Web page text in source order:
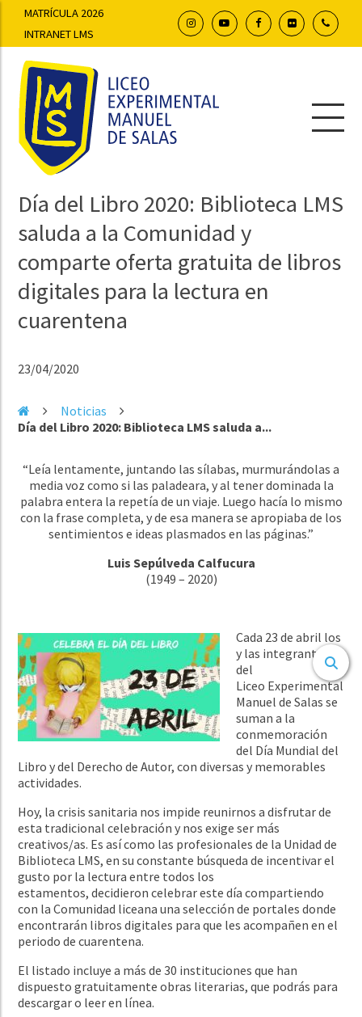
MATRÍCULA 2026
INTRANET LMS
Día del Libro 2020: Biblioteca LMS
saluda a la Comunidad y
comparte oferta gratuita de libros
digitales para la lectura en
cuarentena
23/04/2020
Noticias
Día del Libro 2020: Biblioteca LMS saluda a...
“Leía lentamente, juntando las sílabas, murmurándolas a
media voz como si las paladeara, y al tener dominada la
palabra entera la repetía de un viaje. Luego hacía lo mismo
con la frase completa, y de esa manera se apropiaba de los
sentimientos e ideas plasmados en las páginas.”
Luis Sepúlveda Calfucura
(1949 – 2020)
Cada 23 de abril los
y las integrantes
del
Liceo Experimental
Manuel de Salas se
suman a la
conmemoración
del Día Mundial del
Libro y del Derecho de Autor, con diversas y memorables
actividades.
Hoy, la crisis sanitaria nos impide reunirnos a disfrutar de
esta tradicional celebración y nos exige ser más
creativos/as. Es así como las profesionales de la Unidad de
Biblioteca LMS, en su constante búsqueda de incentivar el
gusto por la lectura entre todos los
estamentos, decidieron celebrar este día compartiendo
con la Comunidad liceana una selección de portales donde
encontrarán libros digitales para que les acompañen en el
periodo de cuarentena.
El listado incluye a más de 30 instituciones que han
dispuesto gratuitamente obras literarias, que podrás para
descargar o leer en línea.